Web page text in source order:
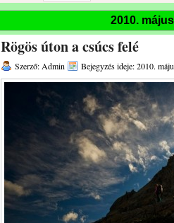
Születésnapi koszorúzások
Az FTC Baráti Kör 2025.
összejövetel
2010.
Rögös úton a csúcs felé
Szerző: Admin Bejegyzés ideje: 2010.